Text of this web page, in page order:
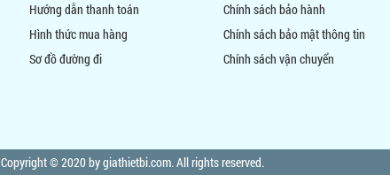
Hướng dẫn thanh toán
Hình thức mua hàng
Sơ đồ đường đi
Chính sách bảo hành
Chính sách bảo mật thông tin
Chính sách vận chuyển
Copyright © 2020 by giathietbi.com. All rights reserved.